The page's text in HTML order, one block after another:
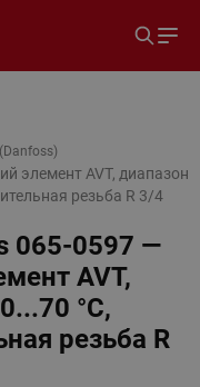
элемент AVT, диапазон
резьба R 3/4
065-0597 —
AVT,
°С,
резьба R